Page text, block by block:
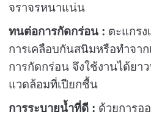
จราจรหนาแน่น
ทนต่อการกัดกร่อน : ตะแกร
การเคลือบกันสนิมหรือทำจา
การกัดกร่อน จึงใช้งานได้ยา
แวดล้อมที่เปียกชื้น
การระบายน้ำที่ดี : ด้วยการอ